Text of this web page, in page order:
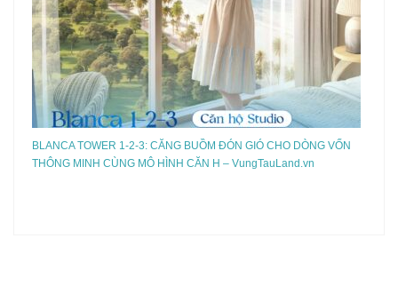
BLANCA TOWER 1-2-3: CĂNG BUỒM ĐÓN GIÓ CHO DÒNG VỐN
THÔNG MINH CÙNG MÔ HÌNH CĂN H – VungTauLand.vn